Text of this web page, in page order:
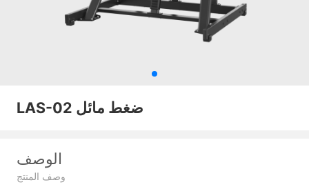
LAS-02 ضغط مائل
الوصف
وصف المنتج